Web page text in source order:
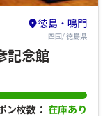
徳島・鳴門
四国/ 徳島県
記念館
ン枚数： 在庫あり